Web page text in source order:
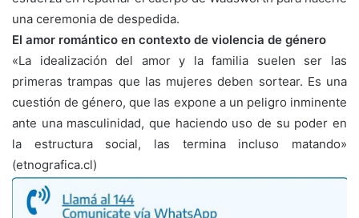
una ceremonia de despedida.
El amor romántico en contexto de violencia de género
«La idealización del amor y la familia suelen ser las
primeras trampas que las mujeres deben sortear. Es una
cuestión de género, que las expone a un peligro inminente
ante una masculinidad, que haciendo uso de su poder en
la estructura social, las termina incluso matando»
(etnografica.cl)